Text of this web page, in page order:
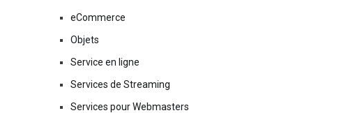
eCommerce
Objets
Service en ligne
Services de Streaming
Services pour Webmasters